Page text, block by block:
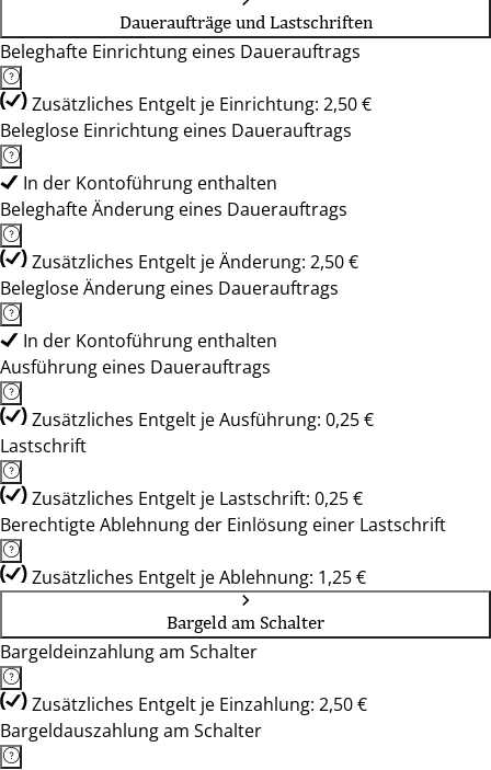
Daueraufträge und Lastschriften
Beleghafte Einrichtung eines Dauerauftrags
Zusätzliches Entgelt je Einrichtung: 2,50 €
Beleglose Einrichtung eines Dauerauftrags
In der Kontoführung enthalten
Beleghafte Änderung eines Dauerauftrags
Zusätzliches Entgelt je Änderung: 2,50 €
Beleglose Änderung eines Dauerauftrags
In der Kontoführung enthalten
Ausführung eines Dauerauftrags
Zusätzliches Entgelt je Ausführung: 0,25 €
Lastschrift
Zusätzliches Entgelt je Lastschrift: 0,25 €
Berechtigte Ablehnung der Einlösung einer Lastschrift
Zusätzliches Entgelt je Ablehnung: 1,25 €
Bargeld am Schalter
Bargeldeinzahlung am Schalter
Zusätzliches Entgelt je Einzahlung: 2,50 €
Bargeldauszahlung am Schalter